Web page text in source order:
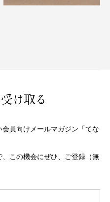
け取る
員向けメールマガジン「てな
この機会にぜひ、ご登録（無